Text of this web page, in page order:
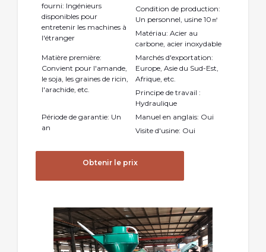
fourni: Ingénieurs
disponibles pour
entretenir les machines à
l'étranger
Condition de production:
Un personnel, usine 10㎡
Matériau: Acier au
carbone, acier inoxydable
Matière première:
Convient pour l'amande,
le soja, les graines de ricin,
l'arachide, etc.
Marchés d'exportation:
Europe, Asie du Sud-Est,
Afrique, etc.
Principe de travail :
Hydraulique
Période de garantie: Un
an
Manuel en anglais: Oui
Visite d'usine: Oui
Obtenir le prix